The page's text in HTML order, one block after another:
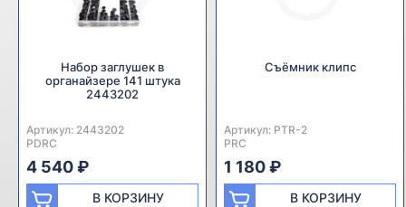
Набор заглушек в
органайзере 141 штука
2443202
Артикул: 2443202
Производитель:
PDRC
4 540 ₽
В КОРЗИНУ
Съёмник клипс
Артикул: PTR-2
Производитель:
PRC
1 180 ₽
В КОРЗИНУ